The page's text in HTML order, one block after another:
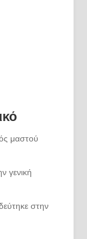
μαστού
γενική
στην